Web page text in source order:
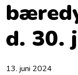
d. 30.
13. juni 2024